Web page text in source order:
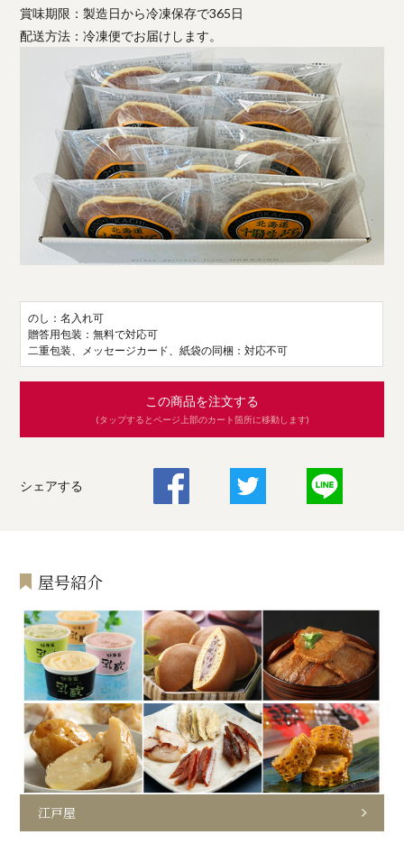
賞味期限：製造日から冷凍保存で365日
配送方法：冷凍便でお届けします。
のし：名入れ可
贈答用包装：無料で対応可
二重包装、メッセージカード、紙袋の同梱：対応不可
この商品を注文する
(タップするとページ上部のカート箇所に移動します)
シェアする
屋号紹介
江戸屋